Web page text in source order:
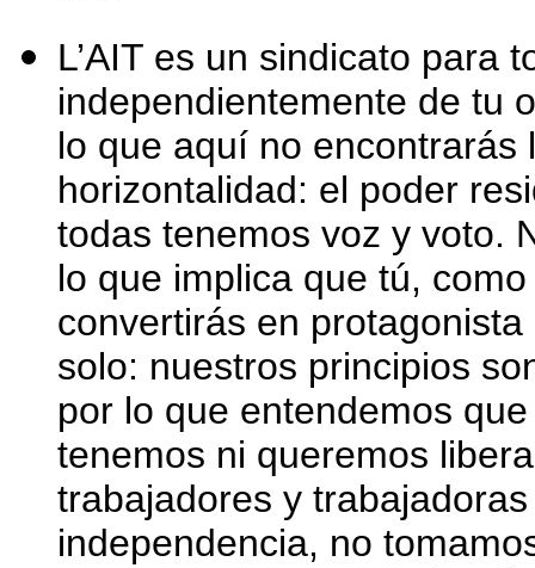
L’AIT es un sindicato para
independientemente de tu
lo que aquí no
horizontalidad: el poder
todas tenemos voz y voto.
lo que implica que tú,
convertirás en
solo: nuestros principios
por lo que entendemos
tenemos ni queremos
trabajadores y
independencia, no